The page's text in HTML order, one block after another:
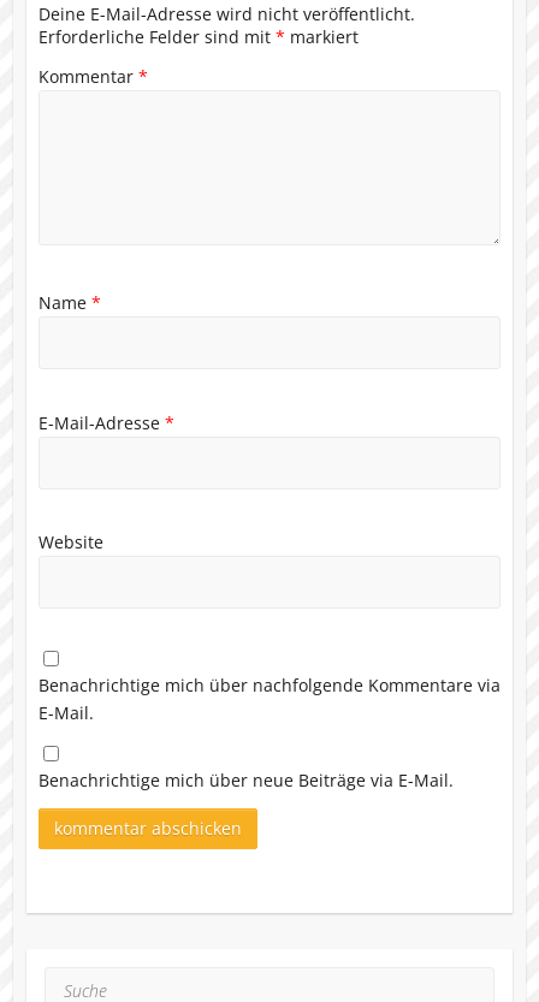
Deine E-Mail-Adresse wird nicht veröffentlicht.
Erforderliche Felder sind mit * markiert
Kommentar *
Name *
E-Mail-Adresse *
Website
Benachrichtige mich über nachfolgende Kommentare via
E-Mail.
Benachrichtige mich über neue Beiträge via E-Mail.